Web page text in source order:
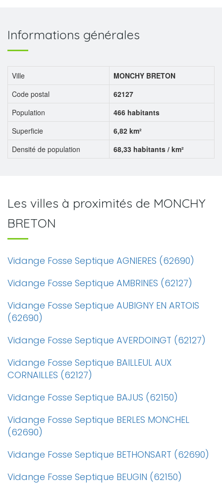
Informations générales
Ville
MONCHY BRETON
Code postal
62127
Population
466 habitants
Superficie
6,82 km²
Densité de population
68,33 habitants / km²
Les villes à proximités de MONCHY
BRETON
Vidange Fosse Septique AGNIERES (62690)
Vidange Fosse Septique AMBRINES (62127)
Vidange Fosse Septique AUBIGNY EN ARTOIS
(62690)
Vidange Fosse Septique AVERDOINGT (62127)
Vidange Fosse Septique BAILLEUL AUX
CORNAILLES (62127)
Vidange Fosse Septique BAJUS (62150)
Vidange Fosse Septique BERLES MONCHEL
(62690)
Vidange Fosse Septique BETHONSART (62690)
Vidange Fosse Septique BEUGIN (62150)